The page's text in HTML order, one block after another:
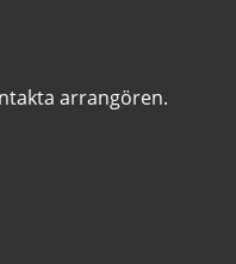
arrangören.